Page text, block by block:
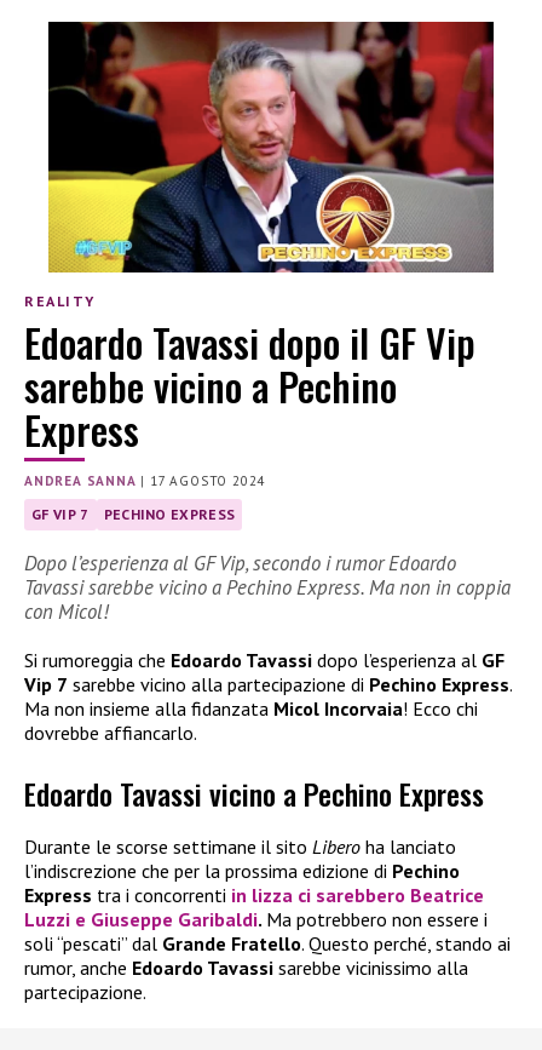
REALITY
Edoardo Tavassi dopo il GF Vip
sarebbe vicino a Pechino
Express
ANDREA SANNA | 17 AGOSTO 2024
GF VIP 7 PECHINO EXPRESS
Dopo l’esperienza al GF Vip, secondo i rumor Edoardo
Tavassi sarebbe vicino a Pechino Express. Ma non in coppia
con Micol!
Si rumoreggia che Edoardo Tavassi dopo l’esperienza al GF
Vip 7 sarebbe vicino alla partecipazione di Pechino Express.
Ma non insieme alla fidanzata Micol Incorvaia! Ecco chi
dovrebbe affiancarlo.
Edoardo Tavassi vicino a Pechino Express
Durante le scorse settimane il sito Libero ha lanciato
l’indiscrezione che per la prossima edizione di Pechino
Express tra i concorrenti in lizza ci sarebbero Beatrice
Luzzi e Giuseppe Garibaldi. Ma potrebbero non essere i
soli “pescati” dal Grande Fratello. Questo perché, stando ai
rumor, anche Edoardo Tavassi sarebbe vicinissimo alla
partecipazione.